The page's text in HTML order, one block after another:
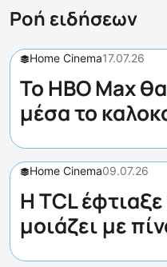
Ροή ειδήσεων
Home Cinema17.07.26
Το HBO Max
μέσα το
Home Cinema09.07.26
Η TCL
μοιάζει με